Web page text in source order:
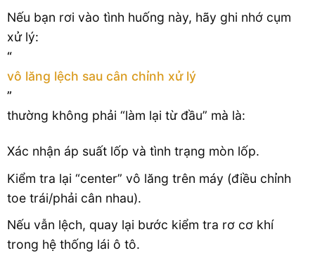
Nếu bạn rơi vào tình huống này, hãy ghi nhớ cụm
xử lý:
“
vô lăng lệch sau cân chỉnh xử lý
”
thường không phải “làm lại từ đầu” mà là:
Xác nhận áp suất lốp và tình trạng mòn lốp.
Kiểm tra lại “center” vô lăng trên máy (điều chỉnh
toe trái/phải cân nhau).
Nếu vẫn lệch, quay lại bước kiểm tra rơ cơ khí
trong hệ thống lái ô tô.